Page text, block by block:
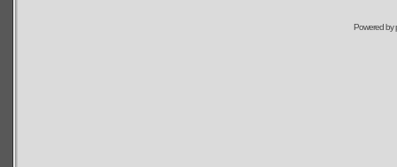
Powered by